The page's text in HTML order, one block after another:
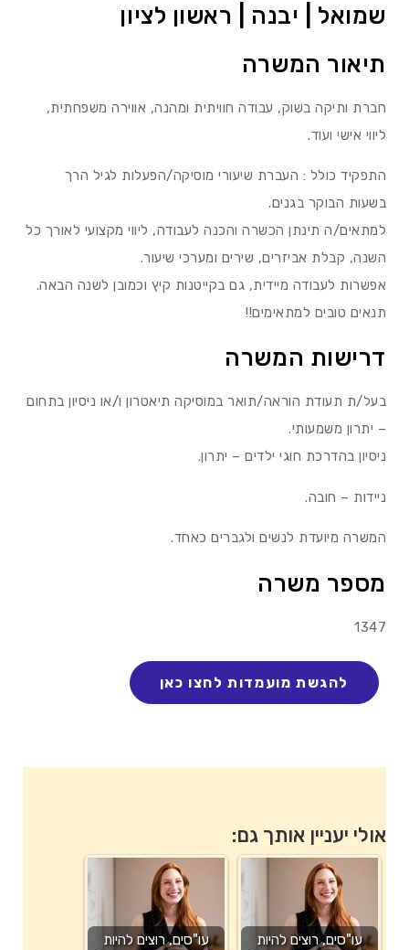
שמואל | יבנה | ראשון לציון
תיאור המשרה
חברת ותיקה בשוק, עבודה חוויתית ומהנה, אווירה משפחתית,
ליווי אישי ועוד.
התפקיד כולל : העברת שיעורי מוסיקה/הפעלות לגיל הרך
בשעות הבוקר בגנים.
למתאים/ה תינתן הכשרה והכנה לעבודה, ליווי מקצועי לאורך כל
השנה, קבלת אביזרים, שירים ומערכי שיעור.
אפשרות לעבודה מיידית, גם בקייטנות קיץ וכמובן לשנה הבאה.
תנאים טובים למתאימים!!
דרישות המשרה
בעל/ת תעודת הוראה/תואר במוסיקה תיאטרון ו/או ניסיון בתחום
– יתרון משמעותי.
ניסיון בהדרכת חוגי ילדים – יתרון.
ניידות – חובה.
המשרה מיועדת לנשים ולגברים כאחד.
מספר משרה
1347
אולי יעניין אותך גם:
עו"סים, רוצים להיות
עו"סים, רוצים להיות